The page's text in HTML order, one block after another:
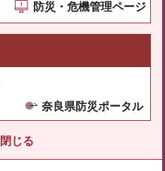
防災・危機管理ページ
奈良県防災ポータル
閉じる